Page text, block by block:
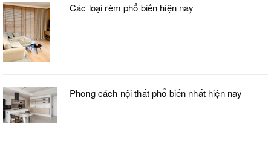
Các loại rèm phổ biến hiện nay
Phong cách nội thất phổ biến nhất hiện nay